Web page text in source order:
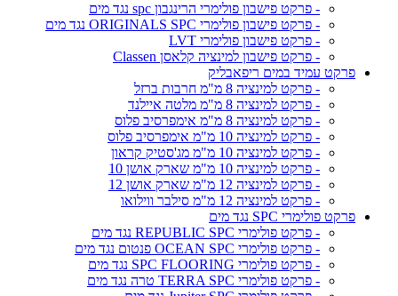
- פרקט פישבון פולימרי הרינגבון spc נגד מים
- פרקט פישבון פולימרי ORIGINALS SPC נגד מים
- פרקט פישבון פולימרי LVT
- פרקט פישבון למינציה קלאסן Classen
פרקט עמיד במים ריפאבליק
- פרקט למינציה 8 מ"מ חרבות ברזל
- פרקט למינציה 8 מ"מ מלטה איילנד
- פרקט למינציה 8 מ"מ אימפרסיב פלוס
- פרקט למינציה 10 מ"מ אימפרסיב פלוס
- פרקט למינציה 10 מ"מ מג'סטיק קראון
- פרקט למינציה 10 מ"מ שארק אושן 10
- פרקט למינציה 12 מ"מ שארק אושן 12
- פרקט למינציה 12 מ"מ סילבר ווילואו
פרקט פולימרי SPC נגד מים
- פרקט פולימרי REPUBLIC SPC נגד מים
- פרקט פולימרי OCEAN SPC פנטום נגד מים
- פרקט פולימרי SPC FLOORING נגד מים
- פרקט פולימרי TERRA SPC טרה נגד מים